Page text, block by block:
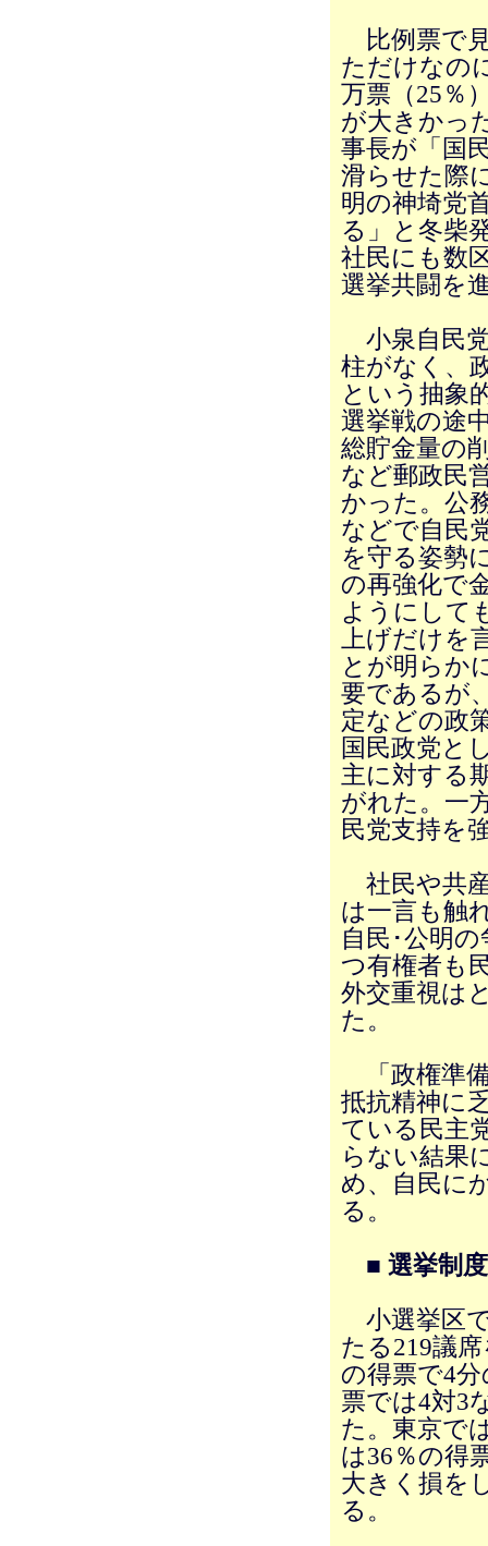
比例票で
ただけなの
万票（25％
が大きかっ
事長が「国
滑らせた際
明の神埼党
る」と冬柴
社民にも数
選挙共闘を
小泉自民
柱がなく、
という抽象
選挙戦の途
総貯金量の
など郵政民
かった。公
などで自民
を守る姿勢
の再強化で
ようにして
上げだけを
とが明らか
要であるが
定などの政
国民政党と
主に対する
がれた。一
民党支持を
社民や共
は一言も触
自民･公明
つ有権者も
外交重視は
た。
「政権準
抵抗精神に
ている民主
らない結果
め、自民に
る。
■ 選挙制
小選挙区
たる219議
の得票で4
票では4対3
た。東京で
は36％の得
大きく損を
る。